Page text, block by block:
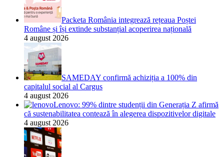
Packeta România integrează rețeaua Poștei
Române și își extinde substanțial acoperirea națională
4 august 2026
SAMEDAY confirmă achiziția a 100% din
capitalul social al Cargus
4 august 2026
Lenovo: 99% dintre studenții din Generația Z afirmă
că sustenabilitatea contează în alegerea dispozitivelor digitale
4 august 2026